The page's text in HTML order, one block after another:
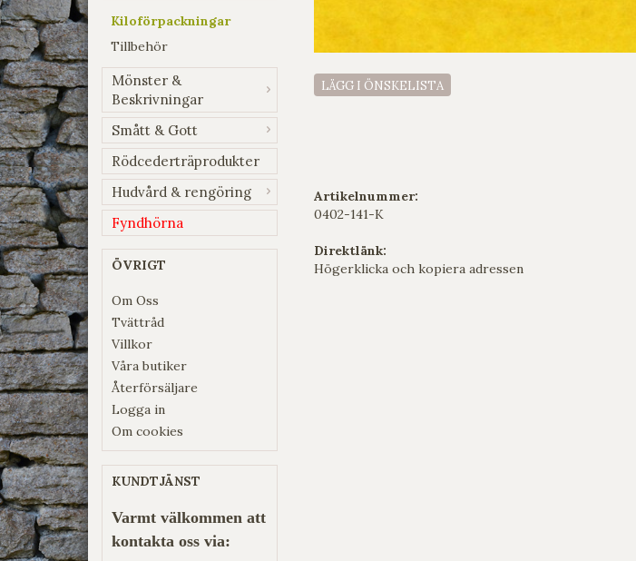
Kiloförpackningar
Tillbehör
Mönster &
Beskrivningar
Smått & Gott
Rödcederträprodukter
Hudvård & rengöring
Fyndhörna
ÖVRIGT
Om Oss
Tvättråd
Villkor
Våra butiker
Återförsäljare
Logga in
Om cookies
KUNDTJÄNST
Varmt välkommen att
kontakta oss via:
LÄGG I ÖNSKELISTA
Artikelnummer:
0402-141-K
Direktlänk:
Högerklicka och kopiera adressen